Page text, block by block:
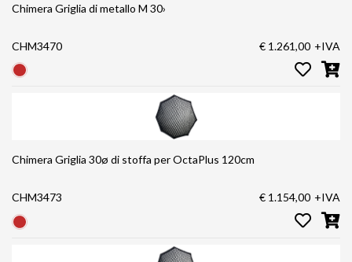
Chimera Griglia di metallo M 30›
CHM3470 € 1.261,00 +IVA
Chimera Griglia 30ø di stoffa per OctaPlus 120cm
CHM3473 € 1.154,00 +IVA